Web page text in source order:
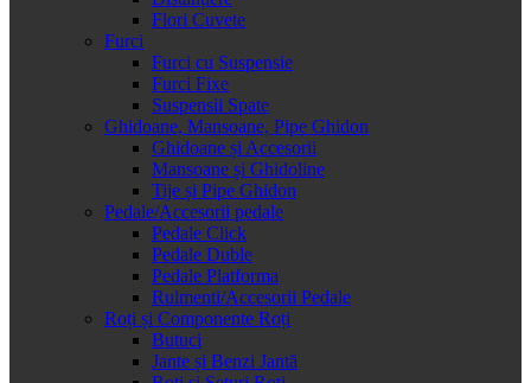
Flori Cuvete
Furci
Furci cu Suspensie
Furci Fixe
Suspensii Spate
Ghidoane, Mansoane, Pipe Ghidon
Ghidoane și Accesorii
Mansoane și Ghidoline
Tije și Pipe Ghidon
Pedale/Accesorii pedale
Pedale Click
Pedale Duble
Pedale Platforma
Rulmenti/Accesorii Pedale
Roți și Componente Roți
Butuci
Jante și Benzi Jantă